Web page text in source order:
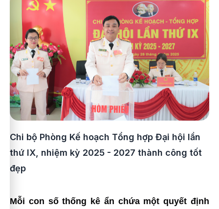
Chi bộ Phòng Kế hoạch Tổng hợp Đại hội lần
thứ IX, nhiệm kỳ 2025 - 2027 thành công tốt
đẹp
Mỗi con số thống kê ẩn chứa một quyết định